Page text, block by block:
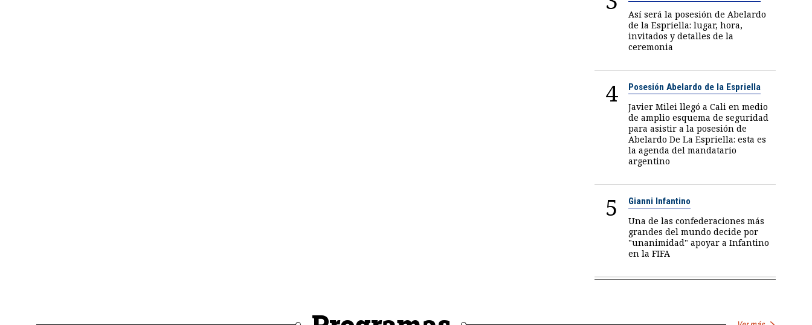
Así será la posesión de Abelardo
de la Espriella: lugar, hora,
invitados y detalles de la
ceremonia
4 Posesión Abelardo de la Espriella
Javier Milei llegó a Cali en medio
de amplio esquema de seguridad
para asistir a la posesión de
Abelardo De La Espriella: esta es
la agenda del mandatario
argentino
5 Gianni Infantino
Una de las confederaciones más
grandes del mundo decide por
"unanimidad" apoyar a Infantino
en la FIFA